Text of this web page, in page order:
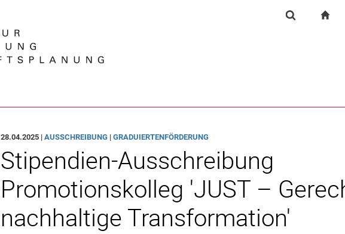
28.04.2025 |AUSSCHREIBUNG |GRADUIERTENFÖRDERUNG
Stipendien-Ausschreibung
Promotionskolleg 'JUST –
nachhaltige Transformation'